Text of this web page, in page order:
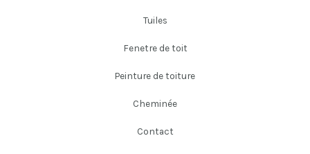
Tuiles
Fenetre de toit
Peinture de toiture
Cheminée
Contact